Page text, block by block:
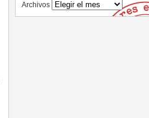
Archivos